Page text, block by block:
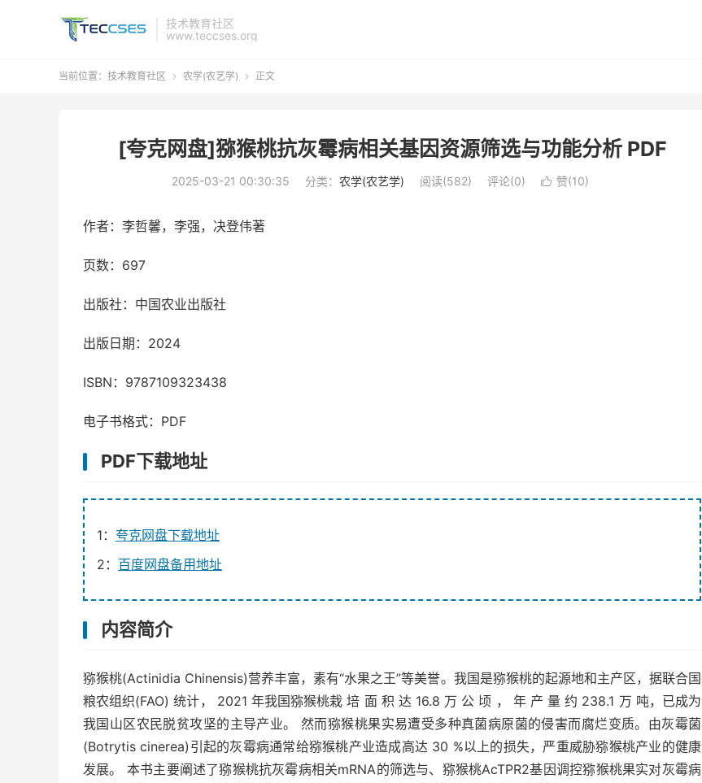
技术教育社区
www.teccses.org
当前位置： 技术教育社区  农学(农艺学)  正文
[夸克网盘]猕猴桃抗灰霉病相关基因资源筛选与功能分析 PDF
2025-03-21 00:30:35 分类： 农学(农艺学) 阅读(582) 评论(0)  赞(10)
作者：李哲馨，李强，决登伟著
页数：697
出版社：中国农业出版社
出版日期：2024
ISBN：9787109323438
电子书格式：PDF
PDF下载地址
1： 夸克网盘下载地址
2： 百度网盘备用地址
内容简介
猕猴桃(Actinidia Chinensis)营养丰富，素有“水果之王”等美誉。我国是猕猴桃的起源地和主产区，据联合国
粮农组织(FAO) 统计， 2021 年我国猕猴桃栽 培 面 积 达 16.8 万 公 顷 ， 年 产 量 约 238.1 万 吨，已成为
我国山区农民脱贫攻坚的主导产业。 然而猕猴桃果实易遭受多种真菌病原菌的侵害而腐烂变质。由灰霉菌
(Botrytis cinerea)引起的灰霉病通常给猕猴桃产业造成高达 30 %以上的损失，严重威胁猕猴桃产业的健康
发展。 本书主要阐述了猕猴桃抗灰霉病相关mRNA的筛选与、猕猴桃AcTPR2基因调控猕猴桃果实对灰霉病